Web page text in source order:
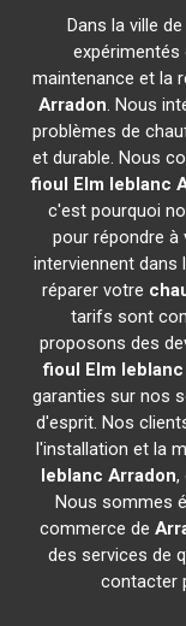
Dans la ville
expérimentés
maintenance et la
Arradon. Nous
problèmes de
et durable. Nous
fioul Elm leblanc
c'est pourquoi
pour répondre à
interviennent dans
réparer votre
tarifs sont
proposons des
fioul Elm leblanc
garanties sur nos
d'esprit. Nos
l'installation et la
leblanc Arradon,
Nous sommes
commerce de
des services de
contacter